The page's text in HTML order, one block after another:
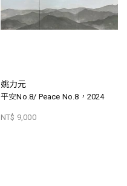
姚力元
平安No.8/ Peace No.8，2024
NT$ 9,000